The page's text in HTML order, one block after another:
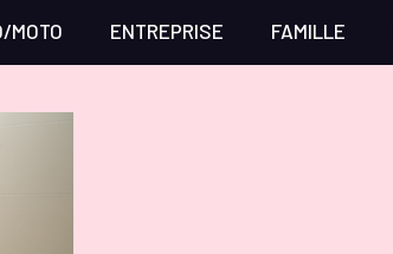
MOTO ENTREPRISE FAMILLE